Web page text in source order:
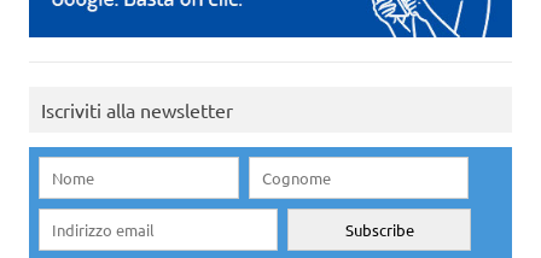
Iscriviti alla newsletter